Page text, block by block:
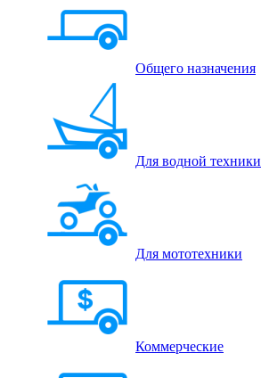
Общего назначения
Для водной техники
Для мототехники
Коммерческие